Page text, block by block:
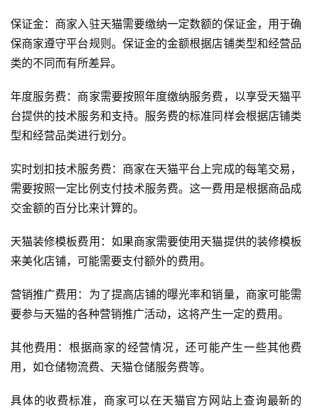
保证金：商家入驻天猫需要缴纳一定数额的保证金，用于确
保商家遵守平台规则。保证金的金额根据店铺类型和经营品
类的不同而有所差异。
年度服务费：商家需要按照年度缴纳服务费，以享受天猫平
台提供的技术服务和支持。服务费的标准同样会根据店铺类
型和经营品类进行划分。
实时划扣技术服务费：商家在天猫平台上完成的每笔交易，
需要按照一定比例支付技术服务费。这一费用是根据商品成
交金额的百分比来计算的。
天猫装修模板费用：如果商家需要使用天猫提供的装修模板
来美化店铺，可能需要支付额外的费用。
营销推广费用：为了提高店铺的曝光率和销量，商家可能需
要参与天猫的各种营销推广活动，这将产生一定的费用。
其他费用：根据商家的经营情况，还可能产生一些其他费
用，如仓储物流费、天猫仓储服务费等。
具体的收费标准，商家可以在天猫官方网站上查询最新的